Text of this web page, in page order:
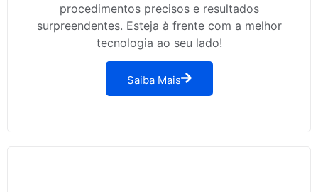
procedimentos precisos e resultados
surpreendentes. Esteja à frente com a melhor
tecnologia ao seu lado!
Saiba Mais